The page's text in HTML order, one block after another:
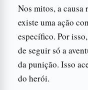
Nos mitos, a causa
existe uma ação
específico. Por
de seguir só a
da punição. Isso
do herói.